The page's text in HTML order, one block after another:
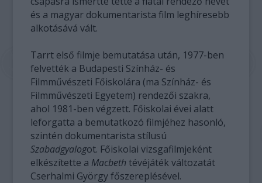
és a magyar dokumentarista film leghíresebb
alkotásává vált.
Tarrt első filmje bemutatása után, 1977-ben
felvették a Budapesti Színház- és
Filmművészeti Főiskolára (ma Színház- és
Filmművészeti Egyetem) rendezői szakra,
ahol 1981-ben végzett. Főiskolai évei alatt
leforgatta a bemutatkozó filmjéhez hasonló,
szintén dokumentarista stílusú
Szabadgyalogot. Főiskolai vizsgafilmjeként
elkészítette a Macbeth tévéjáték változatát
Cserhalmi György főszereplésével.